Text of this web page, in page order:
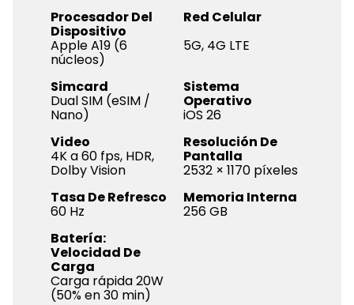
Procesador Del
Dispositivo
Apple A19 (6
núcleos)
Red Celular
5G, 4G LTE
Simcard
Dual SIM (eSIM /
Nano)
Sistema
Operativo
iOS 26
Video
4K a 60 fps, HDR,
Dolby Vision
Resolución De
Pantalla
2532 × 1170 píxeles
Tasa De Refresco
60 Hz
Memoria Interna
256 GB
Batería:
Velocidad De
Carga
Carga rápida 20W
(50% en 30 min)